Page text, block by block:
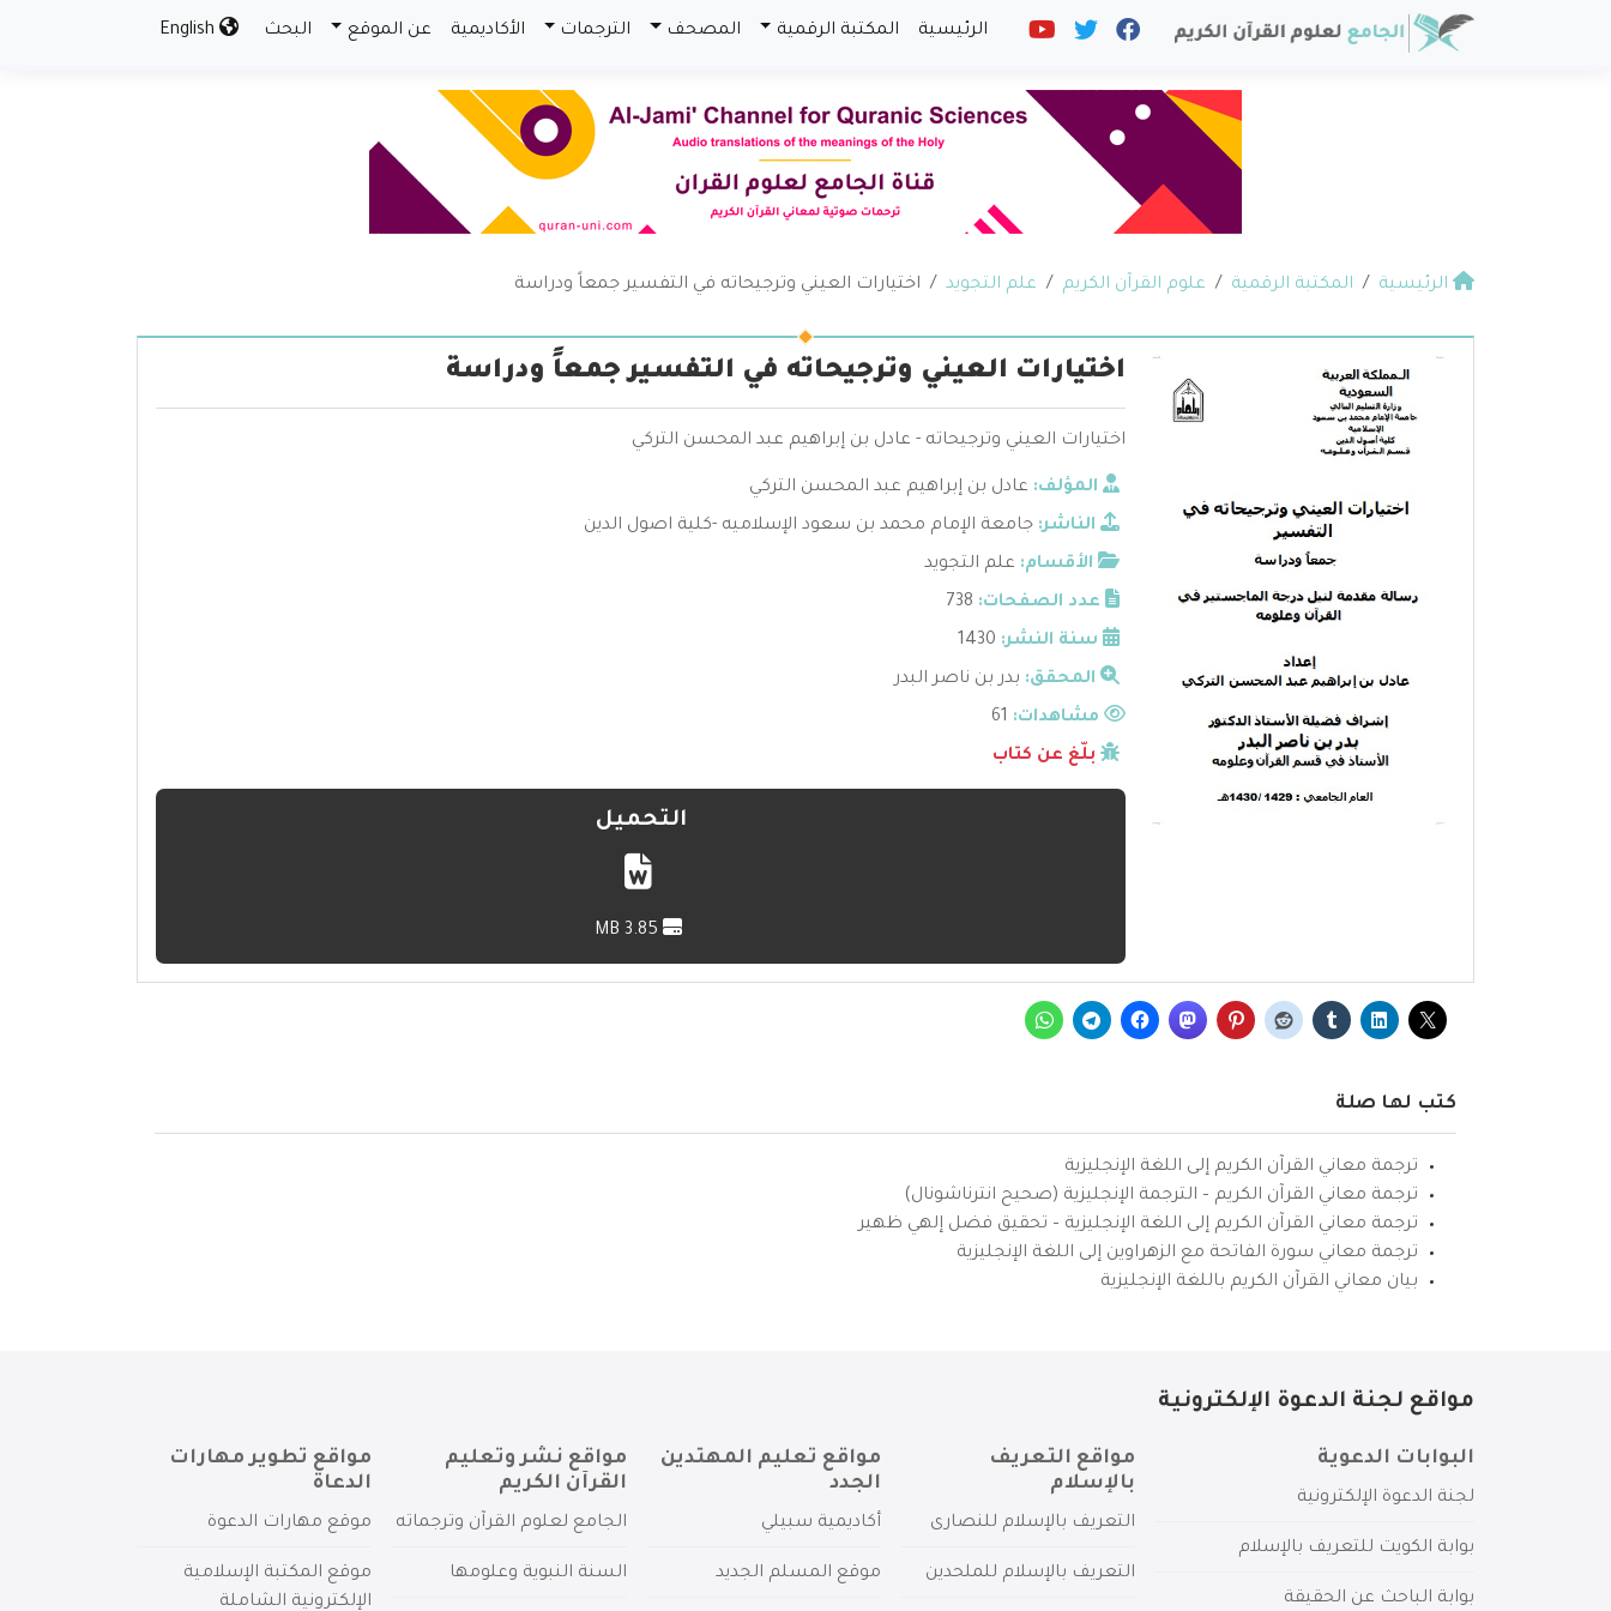
الرئيسية المكتبة الرقمية المصحف الترجمات الأكاديمية عن الموقع البحث
الرئيسية المكتبة الرقمية علوم القرآن الكريم علم التجويد اختيارات العيني وترجيحاته في التفسير جمعاً ودراسة
اختيارات العيني وترجيحاته في التفسير جمعاً ودراسة
اختيارات العيني وترجيحاته - عادل بن إبراهيم عبد المحسن التركي
المؤلف: عادل بن إبراهيم عبد المحسن التركي
الناشر: جامعة الإمام محمد بن سعود الإسلاميه -كلية اصول الدين
الأقسام: علم التجويد
عدد الصفحات: 738
سنة النشر: 1430
المحقق: بدر بن ناصر البدر
مشاهدات:
بلّغ عن كتاب
التحميل
كتب لها صلة
ترجمة معاني القرآن الكريم إلى اللغة الإنجليزية
ترجمة معاني القرآن الكريم – الترجمة الإنجليزية (صحيح انترناشونال)
ترجمة معاني القرآن الكريم إلى اللغة الإنجليزية – تحقيق فضل إلهي ظهير
ترجمة معاني سورة الفاتحة مع الزهراوين إلى اللغة الإنجليزية
بيان معاني القرآن الكريم باللغة الإنجليزية
مواقع لجنة الدعوة الإلكترونية
البوابات الدعوية
لجنة الدعوة الإلكترونية
بوابة الكويت للتعريف بالإسلام
بوابة الباحث عن الحقيقة
مواقع التعريف
بالإسلام
التعريف بالإسلام للنصارى
التعريف بالإسلام للملحدين
مواقع تعليم المهتدين
الجدد
أكاديمية سبيلي
موقع المسلم الجديد
مواقع نشر وتعليم
القرآن الكريم
الجامع لعلوم القرآن وترجماته
السنة النبوية وعلومها
مواقع تطوير مهارات
الدعاة
موقع مهارات الدعوة
موقع المكتبة الإسلامية
الإلكترونية الشاملة